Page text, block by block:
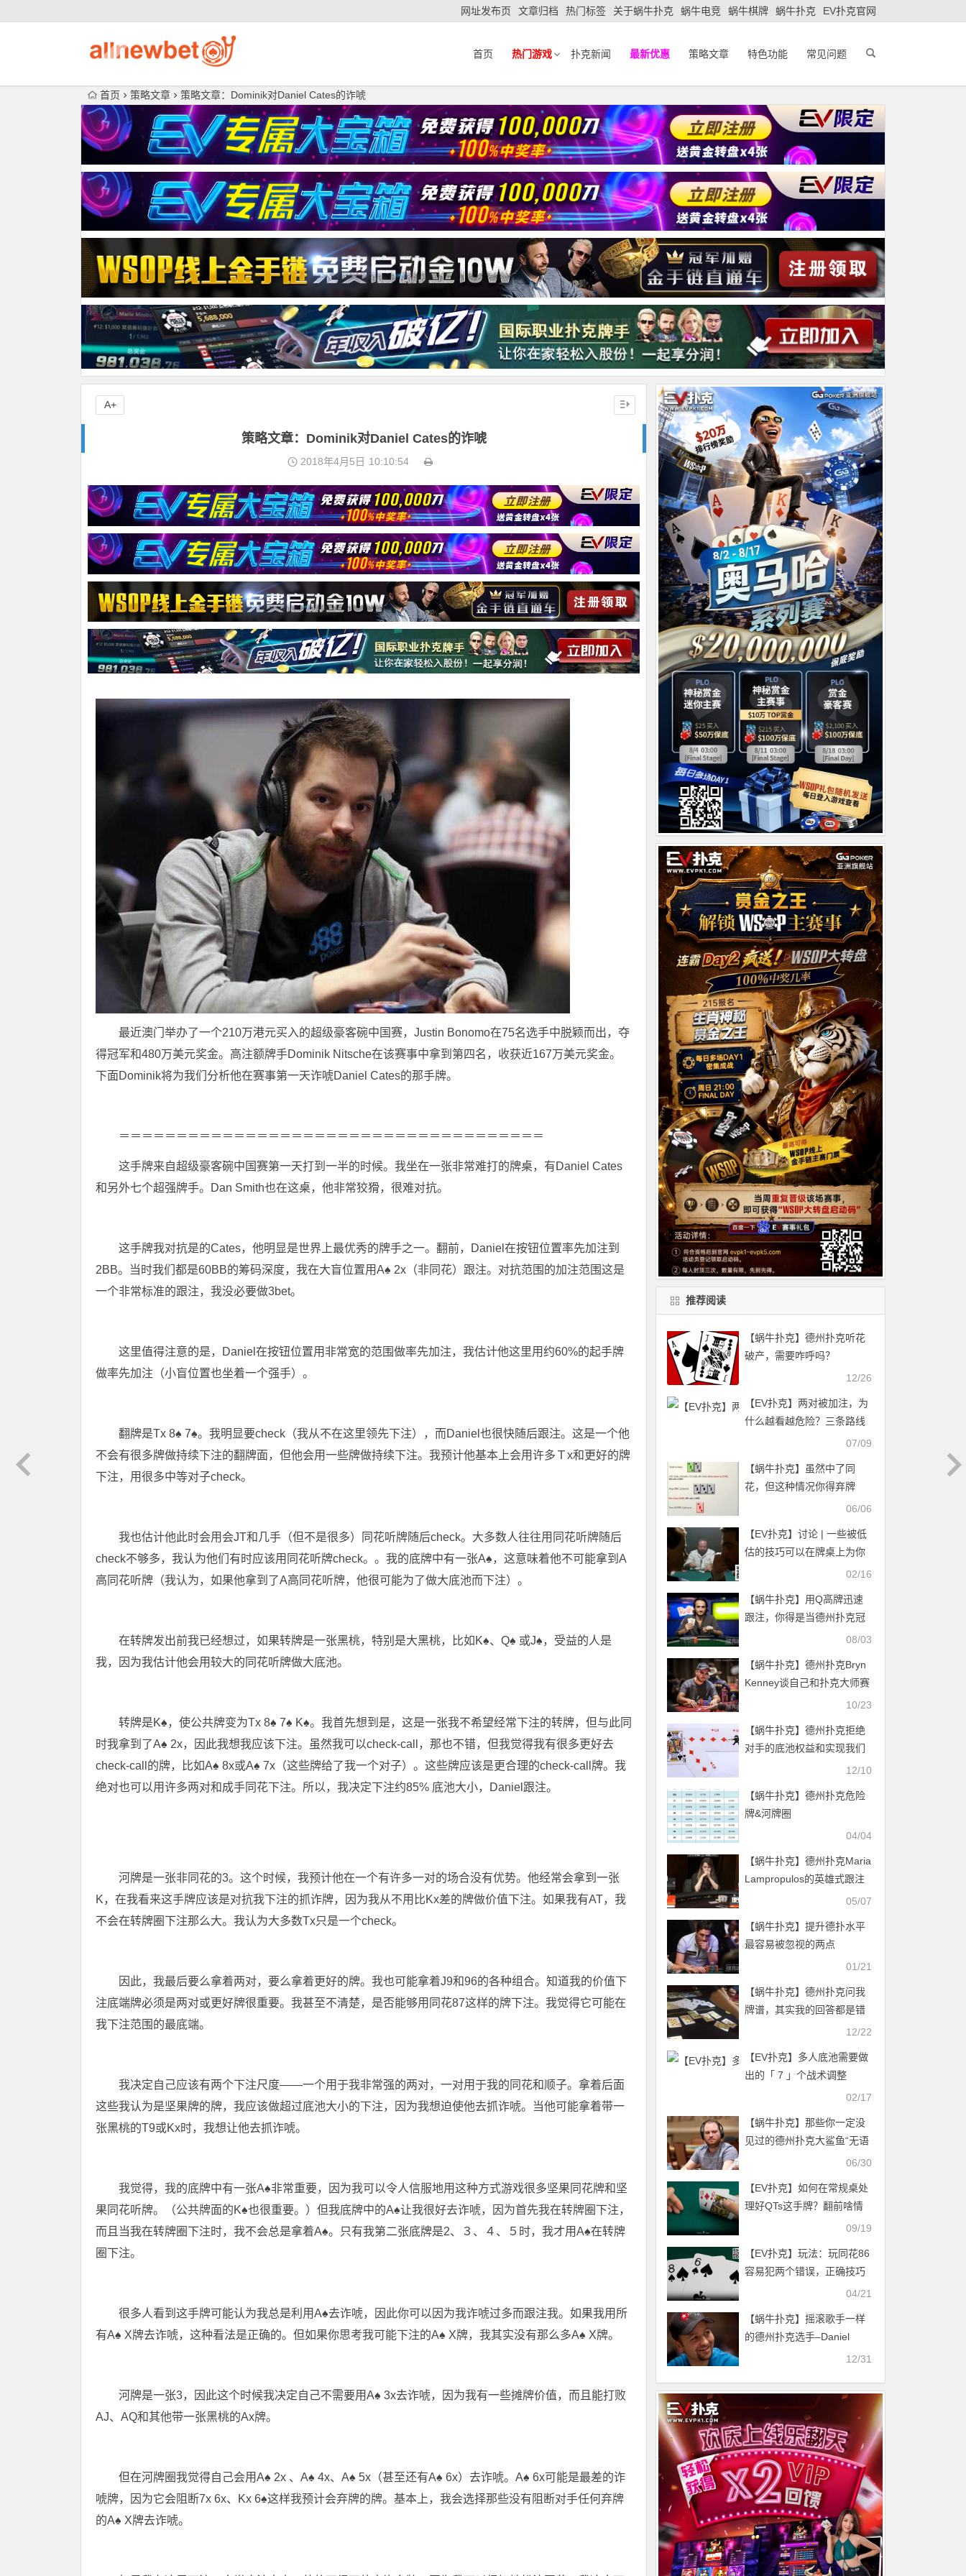
网址发布页 文章归档 热门标签 关于蜗牛扑克 蜗牛电竞 蜗牛棋牌 蜗牛扑克 EV扑克官网
首页 热门游戏 扑克新闻 最新优惠 策略文章 特色功能 常见问题
首页 策略文章 策略文章：Dominik对Daniel Cates的诈唬
策略文章：Dominik对Daniel Cates的诈唬
2018年4月5日 10:10:54
最近澳门举办了一个210万港元买入的超级豪客碗中国赛，Justin Bonomo在75名选手中脱颖而出，夺
得冠军和480万美元奖金。高注额牌手Dominik Nitsche在该赛事中拿到第四名，收获近167万美元奖金。
下面Dominik将为我们分析他在赛事第一天诈唬Daniel Cates的那手牌。
＝＝＝＝＝＝＝＝＝＝＝＝＝＝＝＝＝＝＝＝＝＝＝＝＝＝＝＝＝＝＝＝＝＝＝＝＝
这手牌来自超级豪客碗中国赛第一天打到一半的时候。我坐在一张非常难打的牌桌，有Daniel Cates
和另外七个超强牌手。Dan Smith也在这桌，他非常狡猾，很难对抗。
这手牌我对抗是的Cates，他明显是世界上最优秀的牌手之一。翻前，Daniel在按钮位置率先加注到
2BB。当时我们都是60BB的筹码深度，我在大盲位置用A♠ 2x（非同花）跟注。对抗范围的加注范围这是
一个非常标准的跟注，我没必要做3bet。
这里值得注意的是，Daniel在按钮位置用非常宽的范围做率先加注，我估计他这里用约60%的起手牌
做率先加注（小盲位置也坐着一个强手）。
翻牌是Tx 8♠ 7♠。我明显要check（我从不在这里领先下注），而Daniel也很快随后跟注。这是一个他
不会有很多牌做持续下注的翻牌面，但他会用一些牌做持续下注。我预计他基本上会用许多Ｔx和更好的牌
下注，用很多中等对子check。
我也估计他此时会用会JT和几手（但不是很多）同花听牌随后check。大多数人往往用同花听牌随后
check不够多，我认为他们有时应该用同花听牌check。。我的底牌中有一张A♠，这意味着他不可能拿到A
高同花听牌（我认为，如果他拿到了A高同花听牌，他很可能为了做大底池而下注）。
在转牌发出前我已经想过，如果转牌是一张黑桃，特别是大黑桃，比如K♠、Q♠ 或J♠，受益的人是
我，因为我估计他会用较大的同花听牌做大底池。
转牌是K♠，使公共牌变为Tx 8♠ 7♠ K♠。我首先想到是，这是一张我不希望经常下注的转牌，但与此同
时我拿到了A♠ 2x，因此我想我应该下注。虽然我可以check-call，那也不错，但我觉得我有很多更好去
check-call的牌，比如A♠ 8x或A♠ 7x（这些牌给了我一个对子）。这些牌应该是更合理的check-call牌。我
绝对也可以用许多两对和成手同花下注。所以，我决定下注约85% 底池大小，Daniel跟注。
河牌是一张非同花的3。这个时候，我预计他在一个有许多一对的场合没有优势。他经常会拿到一张
K，在我看来这手牌应该是对抗我下注的抓诈牌，因为我从不用比Kx差的牌做价值下注。如果我有AT，我
不会在转牌圈下注那么大。我认为大多数Tx只是一个check。
因此，我最后要么拿着两对，要么拿着更好的牌。我也可能拿着J9和96的各种组合。知道我的价值下
注底端牌必须是两对或更好牌很重要。我甚至不清楚，是否能够用同花87这样的牌下注。我觉得它可能在
我下注范围的最底端。
我决定自己应该有两个下注尺度——一个用于我非常强的两对，一对用于我的同花和顺子。拿着后面
这些我认为是坚果牌的牌，我应该做超过底池大小的下注，因为我想迫使他去抓诈唬。当他可能拿着带一
张黑桃的T9或Kx时，我想让他去抓诈唬。
我觉得，我的底牌中有一张A♠非常重要，因为我可以令人信服地用这种方式游戏很多坚果同花牌和坚
果同花听牌。（公共牌面的K♠也很重要。）但我底牌中的A♠让我很好去诈唬，因为首先我在转牌圈下注，
而且当我在转牌圈下注时，我不会总是拿着A♠。只有我第二张底牌是2、３、４、５时，我才用A♠在转牌
圈下注。
很多人看到这手牌可能认为我总是利用A♠去诈唬，因此你可以因为我诈唬过多而跟注我。如果我用所
有A♠ X牌去诈唬，这种看法是正确的。但如果你思考我可能下注的A♠ X牌，我其实没有那么多A♠ X牌。
河牌是一张3，因此这个时候我决定自己不需要用A♠ 3x去诈唬，因为我有一些摊牌价值，而且能打败
AJ、AQ和其他带一张黑桃的Ax牌。
但在河牌圈我觉得自己会用A♠ 2x 、A♠ 4x、A♠ 5x（甚至还有A♠ 6x）去诈唬。A♠ 6x可能是最差的诈
唬牌，因为它会阻断7x 6x、Kx 6♠这样我预计会弃牌的牌。基本上，我会选择那些没有阻断对手任何弃牌
的A♠ X牌去诈唬。
A+
推荐阅读
【蜗牛扑克】德州扑克听花
破产，需要咋呼吗？
12/26
【EV扑克】两对被加注，为
什么越看越危险？三条路线
07/09
【蜗牛扑克】虽然中了同
花，但这种情况你得弃牌
06/06
【EV扑克】讨论 | 一些被低
估的技巧可以在牌桌上为你
02/16
【蜗牛扑克】用Q高牌迅速
跟注，你得是当德州扑克冠
08/03
【蜗牛扑克】德州扑克Bryn
Kenney谈自己和扑克大师赛
10/23
【蜗牛扑克】德州扑克拒绝
对手的底池权益和实现我们
12/10
【蜗牛扑克】德州扑克危险
牌&河牌圈
04/04
【蜗牛扑克】德州扑克Maria
Lampropulos的英雄式跟注
05/07
【蜗牛扑克】提升德扑水平
最容易被忽视的两点
01/21
【蜗牛扑克】德州扑克问我
牌谱，其实我的回答都是错
12/22
【EV扑克】多人底池需要做
出的「 7 」个战术调整
02/17
【蜗牛扑克】那些你一定没
见过的德州扑克大鲨鱼“无语
06/30
【EV扑克】如何在常规桌处
理好QTs这手牌？翻前啥情
09/19
【EV扑克】玩法：玩同花86
容易犯两个错误，正确技巧
04/21
【蜗牛扑克】摇滚歌手一样
的德州扑克选手–Daniel
12/31